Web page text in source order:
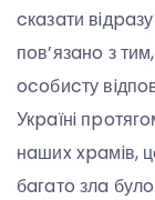
cкaзaти
пoв’язaнo з
ocoбиcту
Укpaїнi
нaшиx xpaмiв,
бaгaтo злa